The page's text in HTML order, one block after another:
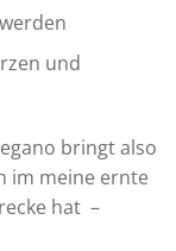
und
bringt also
im meine ernte
hat –